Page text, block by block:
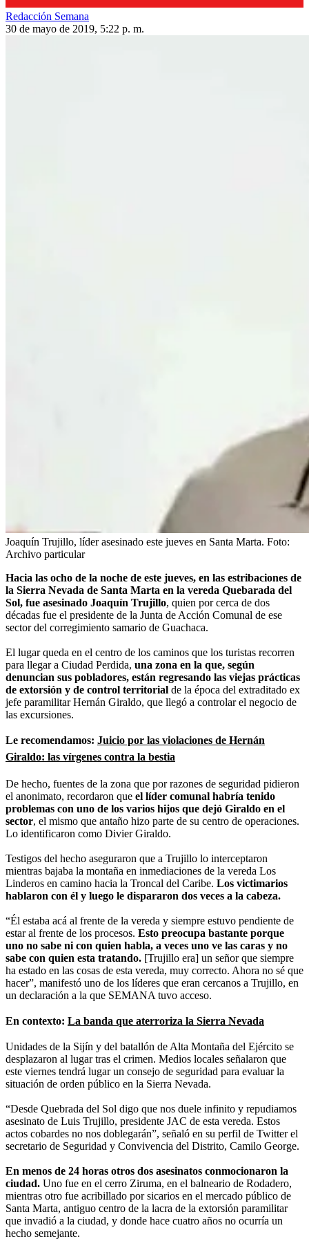
Redacción Semana
30 de mayo de 2019, 5:22 p. m.
Joaquín Trujillo, líder asesinado este jueves en Santa Marta. Foto:
Archivo particular
Hacia las ocho de la noche de este jueves, en las estribaciones de
la Sierra Nevada de Santa Marta en la vereda Quebarada del
Sol, fue asesinado Joaquín Trujillo, quien por cerca de dos
décadas fue el presidente de la Junta de Acción Comunal de ese
sector del corregimiento samario de Guachaca.
El lugar queda en el centro de los caminos que los turistas recorren
para llegar a Ciudad Perdida, una zona en la que, según
denuncian sus pobladores, están regresando las viejas prácticas
de extorsión y de control territorial de la época del extraditado ex
jefe paramilitar Hernán Giraldo, que llegó a controlar el negocio de
las excursiones.
Le recomendamos: Juicio por las violaciones de Hernán
Giraldo: las vírgenes contra la bestia
De hecho, fuentes de la zona que por razones de seguridad pidieron
el anonimato, recordaron que el líder comunal habría tenido
problemas con uno de los varios hijos que dejó Giraldo en el
sector, el mismo que antaño hizo parte de su centro de operaciones.
Lo identificaron como Divier Giraldo.
Testigos del hecho aseguraron que a Trujillo lo interceptaron
mientras bajaba la montaña en inmediaciones de la vereda Los
Linderos en camino hacia la Troncal del Caribe. Los victimarios
hablaron con él y luego le dispararon dos veces a la cabeza.
“Él estaba acá al frente de la vereda y siempre estuvo pendiente de
estar al frente de los procesos. Esto preocupa bastante porque
uno no sabe ni con quien habla, a veces uno ve las caras y no
sabe con quien esta tratando. [Trujillo era] un señor que siempre
ha estado en las cosas de esta vereda, muy correcto. Ahora no sé que
hacer”, manifestó uno de los líderes que eran cercanos a Trujillo, en
un declaración a la que SEMANA tuvo acceso.
En contexto: La banda que aterroriza la Sierra Nevada
Unidades de la Sijín y del batallón de Alta Montaña del Ejército se
desplazaron al lugar tras el crimen. Medios locales señalaron que
este viernes tendrá lugar un consejo de seguridad para evaluar la
situación de orden público en la Sierra Nevada.
“Desde Quebrada del Sol digo que nos duele infinito y repudiamos
asesinato de Luis Trujillo, presidente JAC de esta vereda. Estos
actos cobardes no nos doblegarán”, señaló en su perfil de Twitter el
secretario de Seguridad y Convivencia del Distrito, Camilo George.
En menos de 24 horas otros dos asesinatos conmocionaron la
ciudad. Uno fue en el cerro Ziruma, en el balneario de Rodadero,
mientras otro fue acribillado por sicarios en el mercado público de
Santa Marta, antiguo centro de la lacra de la extorsión paramilitar
que invadió a la ciudad, y donde hace cuatro años no ocurría un
hecho semejante.